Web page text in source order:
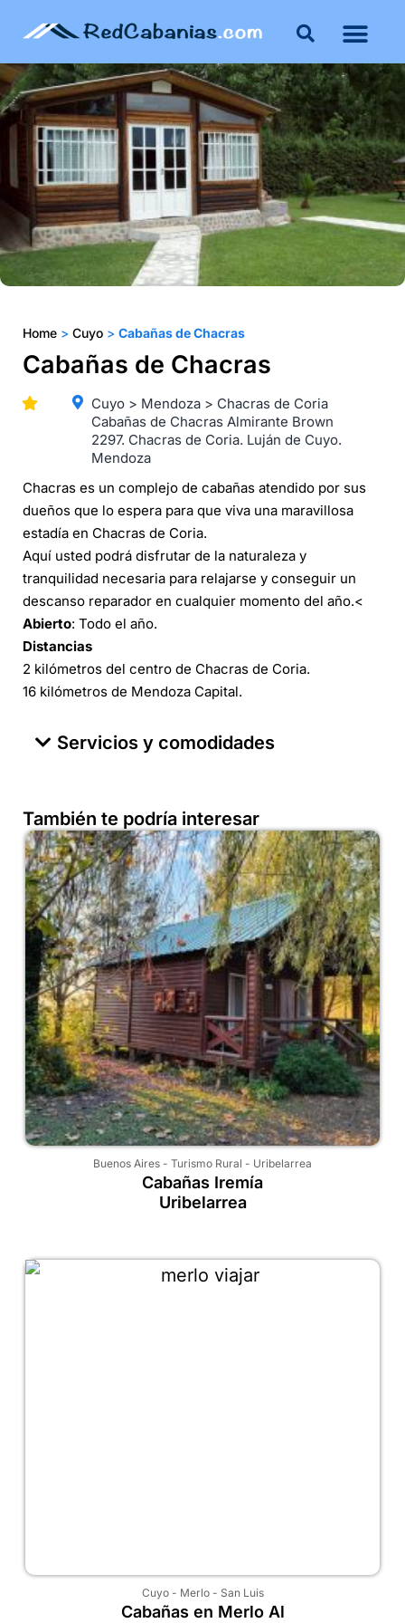
Home > Cuyo > Cabañas de Chacras
Cabañas de Chacras
Cuyo > Mendoza > Chacras de Coria
Cabañas de Chacras Almirante Brown
2297. Chacras de Coria. Luján de Cuyo.
Mendoza
Chacras es un complejo de cabañas atendido por sus
dueños que lo espera para que viva una maravillosa
estadía en Chacras de Coria.
Aquí usted podrá disfrutar de la naturaleza y
tranquilidad necesaria para relajarse y conseguir un
descanso reparador en cualquier momento del año.<
Abierto: Todo el año.
Distancias
2 kilómetros del centro de Chacras de Coria.
16 kilómetros de Mendoza Capital.
Servicios y comodidades
También te podría interesar
Buenos Aires - Turismo Rural - Uribelarrea
Cabañas Iremía
Uribelarrea
Cuyo- Merlo- San Luis
Cabañas en Merlo Al